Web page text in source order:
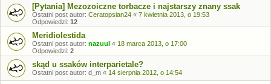
[Pytania] Mezozoiczne torbacze i najstarszy znany ssak
Ostatni post autor: Ceratopsian24 « 7 kwietnia 2013, o 19:53
Odpowiedzi: 12
Meridiolestida
Ostatni post autor: nazuul « 18 marca 2013, o 17:00
Odpowiedzi: 2
skąd u ssaków interparietale?
Ostatni post autor: d_m « 14 sierpnia 2012, o 14:54